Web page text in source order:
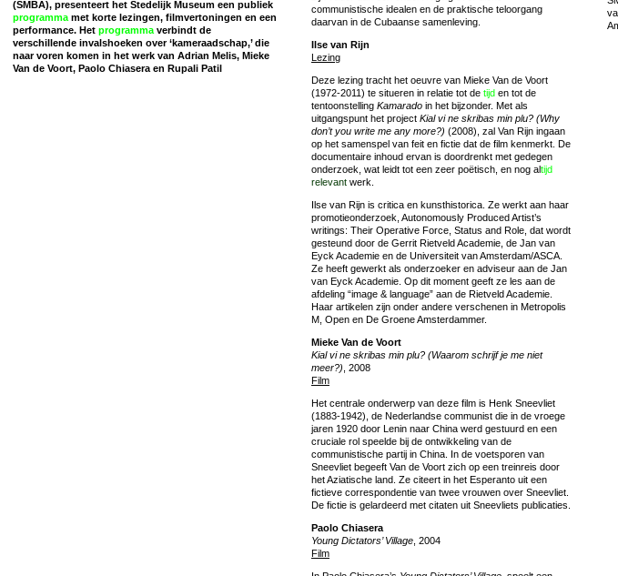
(SMBA), presenteert het Stedelijk Museum een publiek
programma met korte lezingen, filmvertoningen en een
performance. Het programma verbindt de
verschillende invalshoeken over ‘kameraadschap,’ die
naar voren komen in het werk van Adrian Melis, Mieke
Van de Voort, Paolo Chiasera en Rupali Patil
communistische idealen en de praktische teloorgang
daarvan in de Cubaanse samenleving.
Ilse van Rijn
Lezing
Deze lezing tracht het oeuvre van Mieke Van de Voort
(1972-2011) te situeren in relatie tot de tijd en tot de
tentoonstelling Kamarado in het bijzonder. Met als
uitgangspunt het project Kial vi ne skribas min plu? (Why
don’t you write me any more?) (2008), zal Van Rijn ingaan
op het samenspel van feit en fictie dat de film kenmerkt. De
documentaire inhoud ervan is doordrenkt met gedegen
onderzoek, wat leidt tot een zeer poëtisch, en nog altijd
relevant werk.
Ilse van Rijn is critica en kunsthistorica. Ze werkt aan haar
promotieonderzoek, Autonomously Produced Artist’s
writings: Their Operative Force, Status and Role, dat wordt
gesteund door de Gerrit Rietveld Academie, de Jan van
Eyck Academie en de Universiteit van Amsterdam/ASCA.
Ze heeft gewerkt als onderzoeker en adviseur aan de Jan
van Eyck Academie. Op dit moment geeft ze les aan de
afdeling “image & language” aan de Rietveld Academie.
Haar artikelen zijn onder andere verschenen in Metropolis
M, Open en De Groene Amsterdammer.
Mieke Van de Voort
Kial vi ne skribas min plu? (Waarom schrijf je me niet
meer?) , 2008
Film
Het centrale onderwerp van deze film is Henk Sneevliet
(1883-1942), de Nederlandse communist die in de vroege
jaren 1920 door Lenin naar China werd gestuurd en een
cruciale rol speelde bij de ontwikkeling van de
communistische partij in China. In de voetsporen van
Sneevliet begeeft Van de Voort zich op een treinreis door
het Aziatische land. Ze citeert in het Esperanto uit een
fictieve correspondentie van twee vrouwen over Sneevliet.
De fictie is gelardeerd met citaten uit Sneevliets publicaties.
Paolo Chiasera
Young Dictators’ Village , 2004
Film